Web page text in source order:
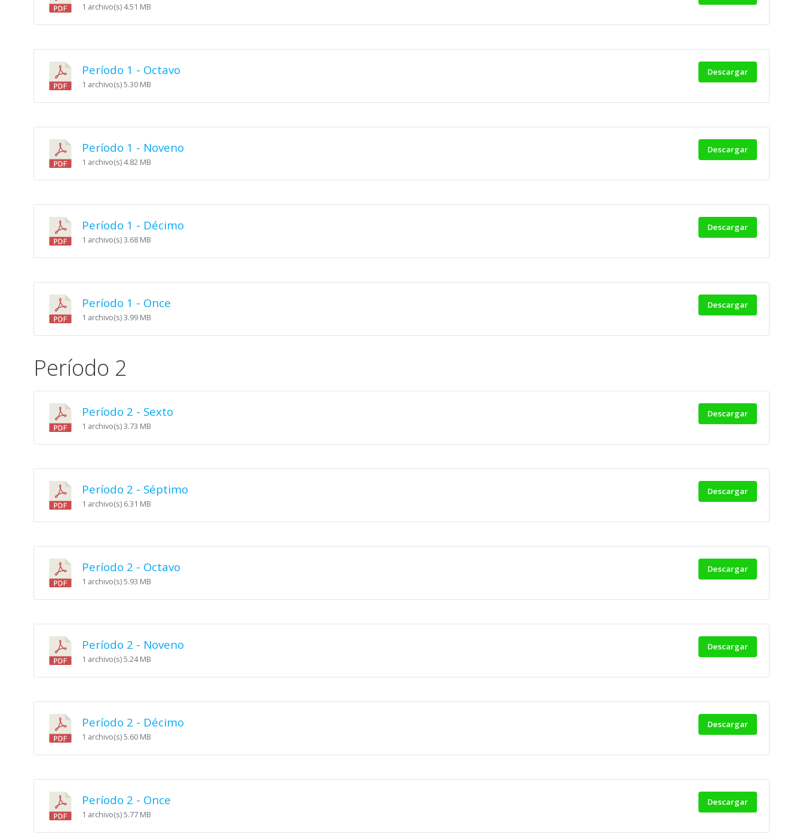
1 archivo(s)4.51 MB
Período 1 - Octavo
1 archivo(s)5.30 MB
Descargar
Período 1 - Noveno
1 archivo(s)4.82 MB
Descargar
Período 1 - Décimo
1 archivo(s)3.68 MB
Descargar
Período 1 - Once
1 archivo(s)3.99 MB
Descargar
Período 2
Período 2 - Sexto
1 archivo(s)3.73 MB
Descargar
Período 2 - Séptimo
1 archivo(s) 6.31 MB
Descargar
Período 2 - Octavo
1 archivo(s)5.93 MB
Descargar
Período 2 - Noveno
1 archivo(s)5.24 MB
Descargar
Período 2 - Décimo
1 archivo(s)5.60 MB
Descargar
Período 2 - Once
1 archivo(s)5.77 MB
Descargar